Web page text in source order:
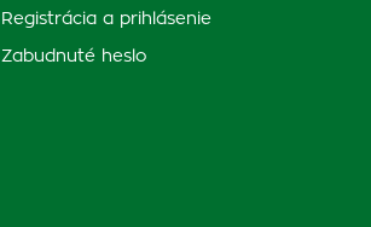
Registrácia a prihlásenie
Zabudnuté heslo